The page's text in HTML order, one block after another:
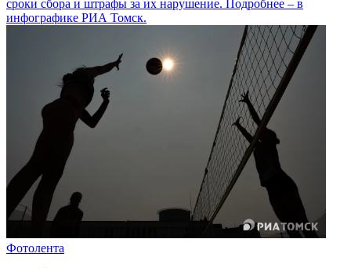
сроки сбора и штрафы за их нарушение. Подробнее – в
инфографике РИА Томск.
Фотолента